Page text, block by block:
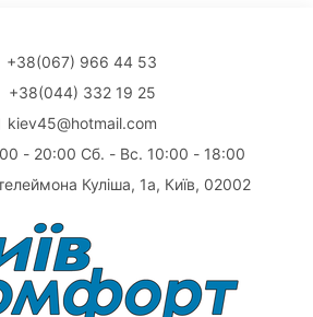
+38(067) 966 44 53
+38(044) 332 19 25
kiev45@hotmail.com
- 20:00 Сб. - Вс. 10:00 - 18:00
Куліша, 1а, Київ, 02002